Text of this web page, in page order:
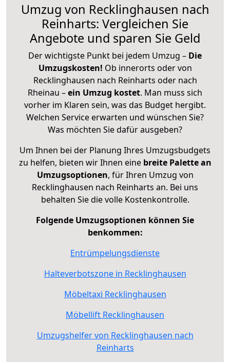
Umzug von Recklinghausen nach
Reinharts: Vergleichen Sie
Angebote und sparen Sie Geld
Der wichtigste Punkt bei jedem Umzug – Die
Umzugskosten! Ob innerorts oder von
Recklinghausen nach Reinharts oder nach
Rheinau –ein Umzug kostet. Man muss sich
vorher im Klaren sein, was das Budget hergibt.
Welchen Service erwarten und wünschen Sie?
Was möchten Sie dafür ausgeben?
Um Ihnen bei der Planung Ihres Umzugsbudgets
zu helfen, bieten wir Ihnen eine breite Palette an
Umzugsoptionen, für Ihren Umzug von
Recklinghausen nach Reinharts an. Bei uns
behalten Sie die volle Kostenkontrolle.
Folgende Umzugsoptionen können Sie
benkommen:
Entrümpelungsdienste
Halteverbotszone in Recklinghausen
Möbeltaxi Recklinghausen
Möbellift Recklinghausen
Umzugshelfer von Recklinghausen nach
Reinharts